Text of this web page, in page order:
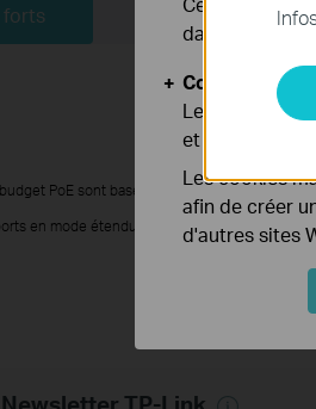
forts Dans la boite
PoE sont basés sur des tests en
en mode étendu sera rétrogradée à 10
dans vos
Cookies
Les cookies
et ajuster les
Les cookies
afin de créer
d'autres sites